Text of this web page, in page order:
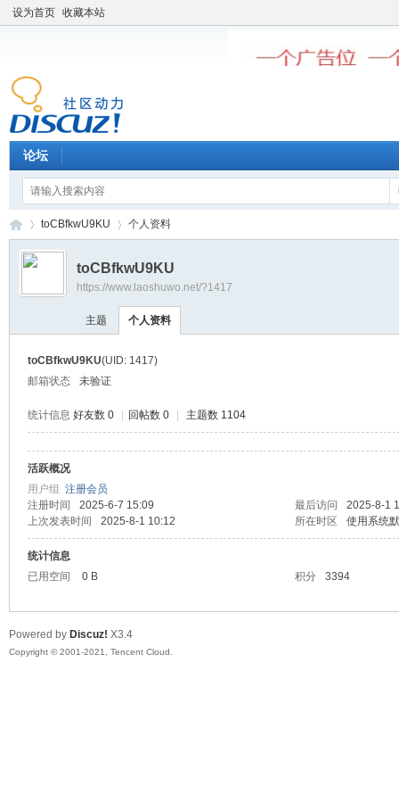
设为首页 收藏本站
论坛
窝
›
toCBfkwU9KU 个人资料
toCBfkwU9KU
https://www.laoshuwo.net/?1417
主题 个人资料
toCBfkwU9KU(UID: 1417)
邮箱状态
未验证
统计信息 好友数 0 回帖数 0 主题数 1104
活跃概况
用户组 注册会员
注册时间
2025-6-7 15:09 最后访问
2025-8-1
上次发表时间
2025-8-1 10:12 所在时区 使用系统
统计信息
已用空间
0 B 积分 3394
Powered by Discuz! X3.4
Copyright © 2001-2021, Tencent Cloud.